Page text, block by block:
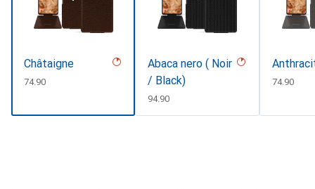
Châtaigne
CHF
74.90
Abaca nero ( Noir
/ Black)
CHF
94.90
CHF
74.90